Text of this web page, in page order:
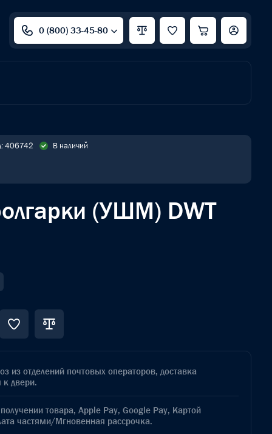
0 (800) 33-45-80
406742 В наличий
(УШМ) DWT
из отделений почтовых операторов, доставка
к двери.
товара, Apple Pay, Google Pay, Картой
частями/Мгновенная рассрочка.